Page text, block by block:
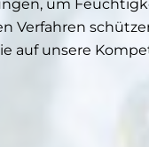
um
Verfahren
auf unsere